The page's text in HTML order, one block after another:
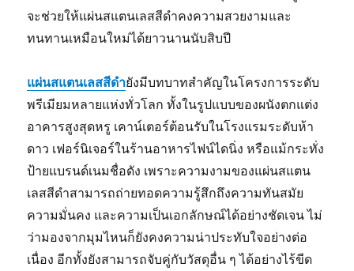
จะช่วยให้แผ่นสแตนเลสสีดำคงความสวยงามและ
ทนทานเหมือนใหม่ได้ยาวนานนับสิบปี
แผ่นสแตนเลสสีดำยังมีบทบาทสำคัญในโครงการระดับ
พรีเมียมหลายแห่งทั่วโลก ทั้งในรูปแบบของผนังตกแต่ง
อาคารสูงสุดหรู เคาน์เตอร์ต้อนรับในโรงแรมระดับห้า
ดาว เฟอร์นิเจอร์ในร้านอาหารไฟน์ไดนิ่ง หรือแม้กระทั่ง
ป้ายแบรนด์เนมชื่อดัง เพราะความงามของแผ่นสแตน
เลสสีดำสามารถถ่ายทอดความรู้สึกถึงความทันสมัย
ความมั่นคง และความเป็นเอกลักษณ์ได้อย่างชัดเจน ไม่
ว่ามองจากมุมไหนก็ยังคงความน่าประทับใจอย่างต่อ
เนื่อง อีกทั้งยังสามารถจับคู่กับวัสดุอื่น ๆ ได้อย่างไร้ขีด